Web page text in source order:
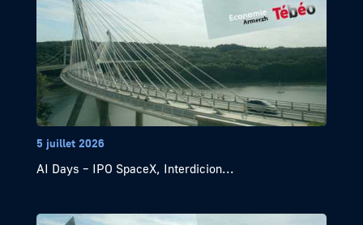
5 juillet 2026
AI Days – IPO SpaceX, Interdicion...